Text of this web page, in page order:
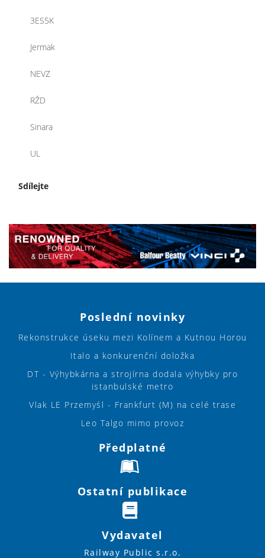
3ES5K
Jermak
NEVZ
RŽD
Sinara
UL
Sdílejte
Poslední novinky
Rekonstrukce úseku mezi Kolínem a Kutnou Horou
Italo a konkurenční doložka
DT - Výhybkárna a strojírna dodala výhybky pro
istanbulské metro
Vlak LE Przemyśl - Frankfurt (M) na celé trase
Leo Talgo mimo provoz
Předplatné
Ostatní publikace
Vydavatel
Railway Public s.r.o.